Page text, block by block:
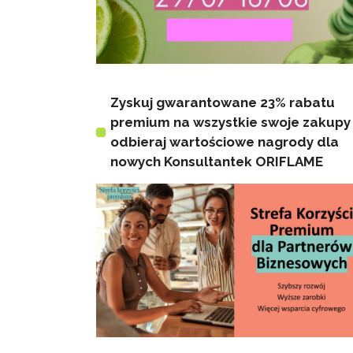
Zyskuj gwarantowane 23% rabatu
premium na wszystkie swoje zakupy
odbieraj wartościowe nagrody dla
nowych Konsultantek ORIFLAME